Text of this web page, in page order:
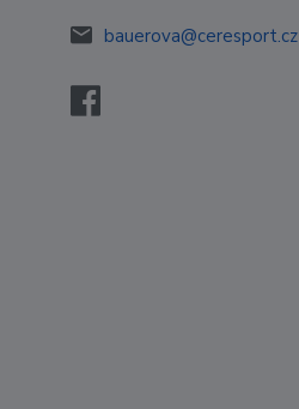
bauerova@ceresport.cz